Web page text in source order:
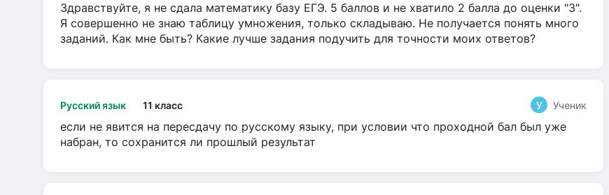
Здравствуйте, я не сдала математику базу ЕГЭ. 5 баллов и не хватило 2 балла до оценки "3".
Я совершенно не знаю таблицу умножения, только складываю. Не получается понять много
заданий. Как мне быть? Какие лучше задания подучить для точности моих ответов?
Русский язык 11 класс У Ученик
если не явится на пересдачу по русскому языку, при условии что проходной бал был уже
набран, то сохранится ли прошлый результат